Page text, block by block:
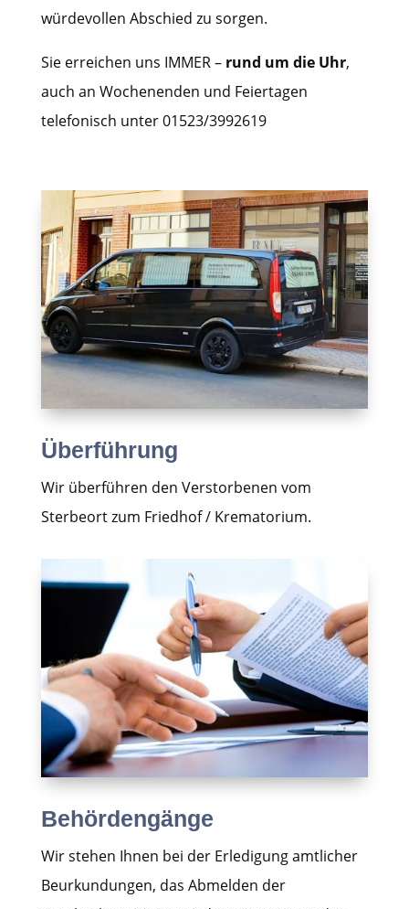
würdevollen Abschied zu sorgen.
Sie erreichen uns IMMER – rund um die Uhr,
auch an Wochenenden und Feiertagen
telefonisch unter 01523/3992619
Überführung
Wir überführen den Verstorbenen vom
Sterbeort zum Friedhof / Krematorium.
Behördengänge
Wir stehen Ihnen bei der Erledigung amtlicher
Beurkundungen, das Abmelden der